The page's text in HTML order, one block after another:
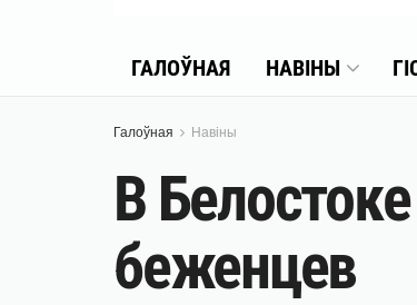
ГАЛОЎНАЯ НАВІНЫ
Галоўная Навіны
В
беженцев